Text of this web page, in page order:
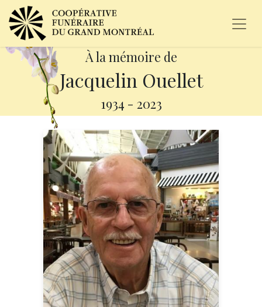
À la mémoire de
Jacquelin Ouellet
1934 - 2023